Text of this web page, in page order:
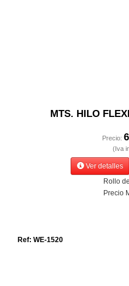
MTS. HILO
Precio:
(Iva
Ver detalles
Rollo
Precio
Ref: WE-1520